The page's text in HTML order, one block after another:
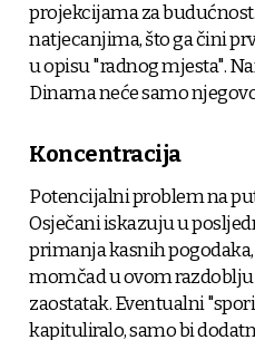
projekcijama za
natjecanjima, što ga čini
u opisu "radnog mjesta".
Dinama neće samo
Koncentracija
Potencijalni problem na
Osječani iskazuju u
primanja kasnih
momčad u ovom
zaostatak. Eventualni
kapituliralo, samo bi